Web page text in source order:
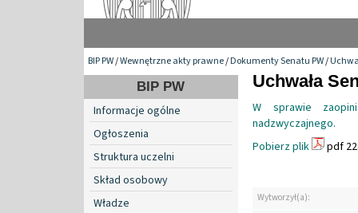
BIP PW/Wewnętrzne akty prawne/Dokumenty Senatu PW/
BIP PW
Informacje ogólne
Ogłoszenia
Struktura uczelni
Skład osobowy
Władze
Uchwała
W sprawie
nadzwyczajnego.
Pobierz plik
pdf
Wytworzył(a):